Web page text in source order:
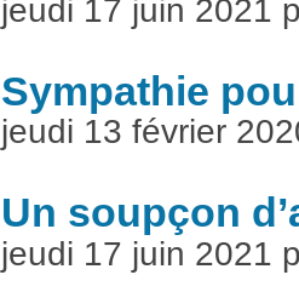
jeudi 17 juin 2021
Sympathie
jeudi 13 février
Un soupçon
jeudi 17 juin 2021